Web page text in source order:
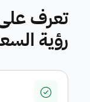
تعرف
رؤية